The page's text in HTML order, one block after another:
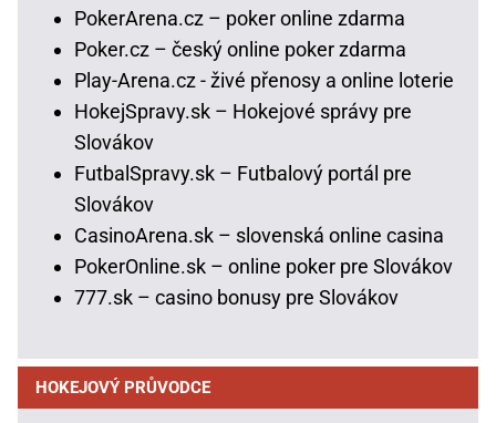
PokerArena.cz – poker online zdarma
Poker.cz – český online poker zdarma
Play-Arena.cz - živé přenosy a online loterie
HokejSpravy.sk – Hokejové správy pre
Slovákov
FutbalSpravy.sk – Futbalový portál pre
Slovákov
CasinoArena.sk – slovenská online casina
PokerOnline.sk – online poker pre Slovákov
777.sk – casino bonusy pre Slovákov
HOKEJOVÝ PRŮVODCE